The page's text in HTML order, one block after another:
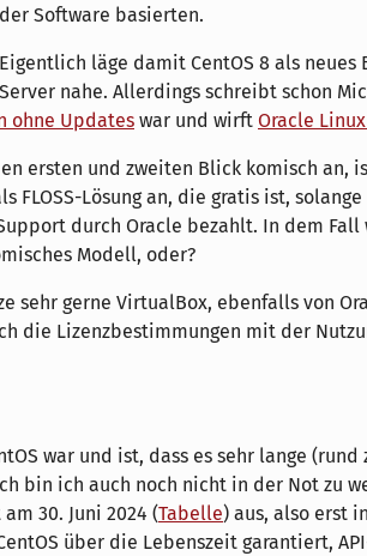
der Software basierten.
Eigentlich läge damit CentOS 8 als
Server nahe. Allerdings schreibt schon
ohne Updates war und wirft Oracle
ersten und zweiten Blick komisch an,
FLOSS-Lösung an, die gratis ist,
durch Oracle bezahlt. In dem
Modell, oder?
sehr gerne VirtualBox, ebenfalls von
die Lizenzbestimmungen mit der
war und ist, dass es sehr lange
bin ich auch noch nicht in der Not zu
30. Juni 2024 (Tabelle) aus, also erst
über die Lebenszeit garantiert,